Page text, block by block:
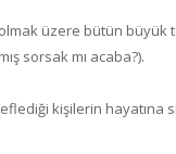
üzere bütün
sorsak mı acaba?).
kişilerin hayatına